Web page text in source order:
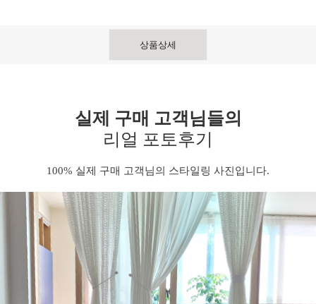
상품상세
실제 구매 고객님들의
리얼 포토후기
100% 실제 구매 고객님의 스타일링 사진입니다.